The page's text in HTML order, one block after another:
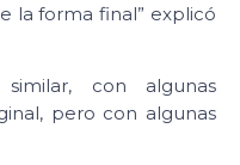
la forma final” explicó
con algunas
pero con algunas